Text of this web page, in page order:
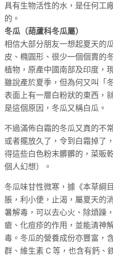
具有生物活性的水，是任何工
的。
冬瓜（葫蘆科冬瓜屬）
相信大部分朋友一想起夏天的
皮、橢圓形、很少一個個賣的
植物，原產中國南部及印度，
雖說產於夏季，但為何又叫「
表面上有一層白粉狀的東西，
是這個原因，冬瓜又稱白瓜。
不過滿佈白霜的冬瓜又真的不
或者擺放久了，令到白霜掉了
得這些白色粉末髒髒的，菜販
個人幻想）。
冬瓜味甘性微寒，據《本草綱
脹，利小便，止渴，屬夏天的
暑解毒，可以去心火、除煩躁
瘡、化痘疹的作用，並能清神
毒。冬瓜的營養成份亦豐富，
群、維生素 C 等，也含有鈣、